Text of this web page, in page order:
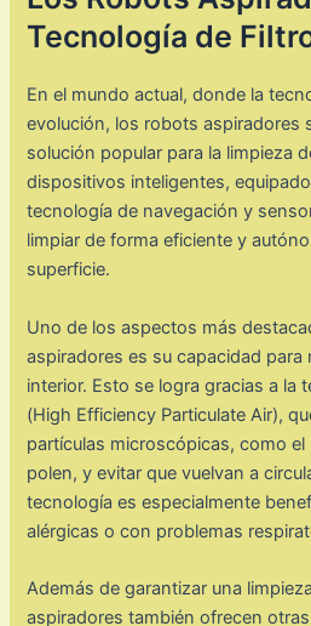
Tecnología de
En el mundo actual, donde la
evolución, los robots aspiradores
solución popular para la limpieza
dispositivos inteligentes,
tecnología de navegación y
limpiar de forma eficiente y
superficie.
Uno de los aspectos más
aspiradores es su capacidad para
interior. Esto se logra gracias a la
(High Efficiency Particulate Air),
partículas microscópicas, como
polen, y evitar que vuelvan a
tecnología es especialmente
alérgicas o con problemas
Además de garantizar una
aspiradores también ofrecen